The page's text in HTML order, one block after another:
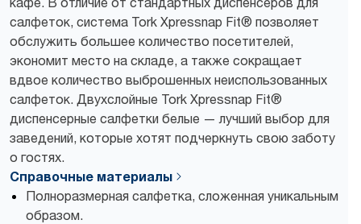
салфеток, система Tork Xpressnap Fit® позволяет
обслужить большее количество посетителей,
экономит место на складе, а также сокращает
вдвое количество выброшенных неиспользованных
салфеток. Двухслойные Tork Xpressnap Fit®
диспенсерные салфетки белые — лучший выбор для
заведений, которые хотят подчеркнуть свою заботу
о гостях.
Справочные материалы
Полноразмерная салфетка, сложенная уникальным
образом.